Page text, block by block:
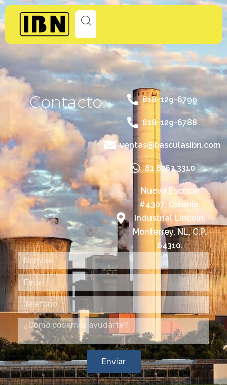
Contacto 818-129-6799
818-129-6788
ventas@basculasibn.com
81 8163 3310
Nueva Escocia
#4307, Colonia:
Industrial Lincoln,
Monterrey, NL, C.P.
64310.
Enviar